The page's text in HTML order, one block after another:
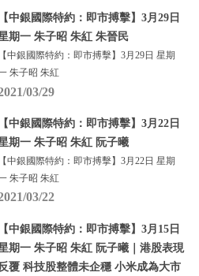
【中銀國際特約：即市搏擊】3月29日
期一 朱子昭 朱紅 朱晉民
【中銀國際特約：即市搏擊】3月29日 星期
朱子昭 朱紅
03/29
【中銀國際特約：即市搏擊】3月22日
期一 朱子昭 朱紅 阮子曦
【中銀國際特約：即市搏擊】3月22日 星期
朱子昭 朱紅
03/22
【中銀國際特約：即市搏擊】3月15日
期一 朱子昭 朱紅 阮子曦｜港股表現
反覆 科技股整體未企穩 小米成為大市